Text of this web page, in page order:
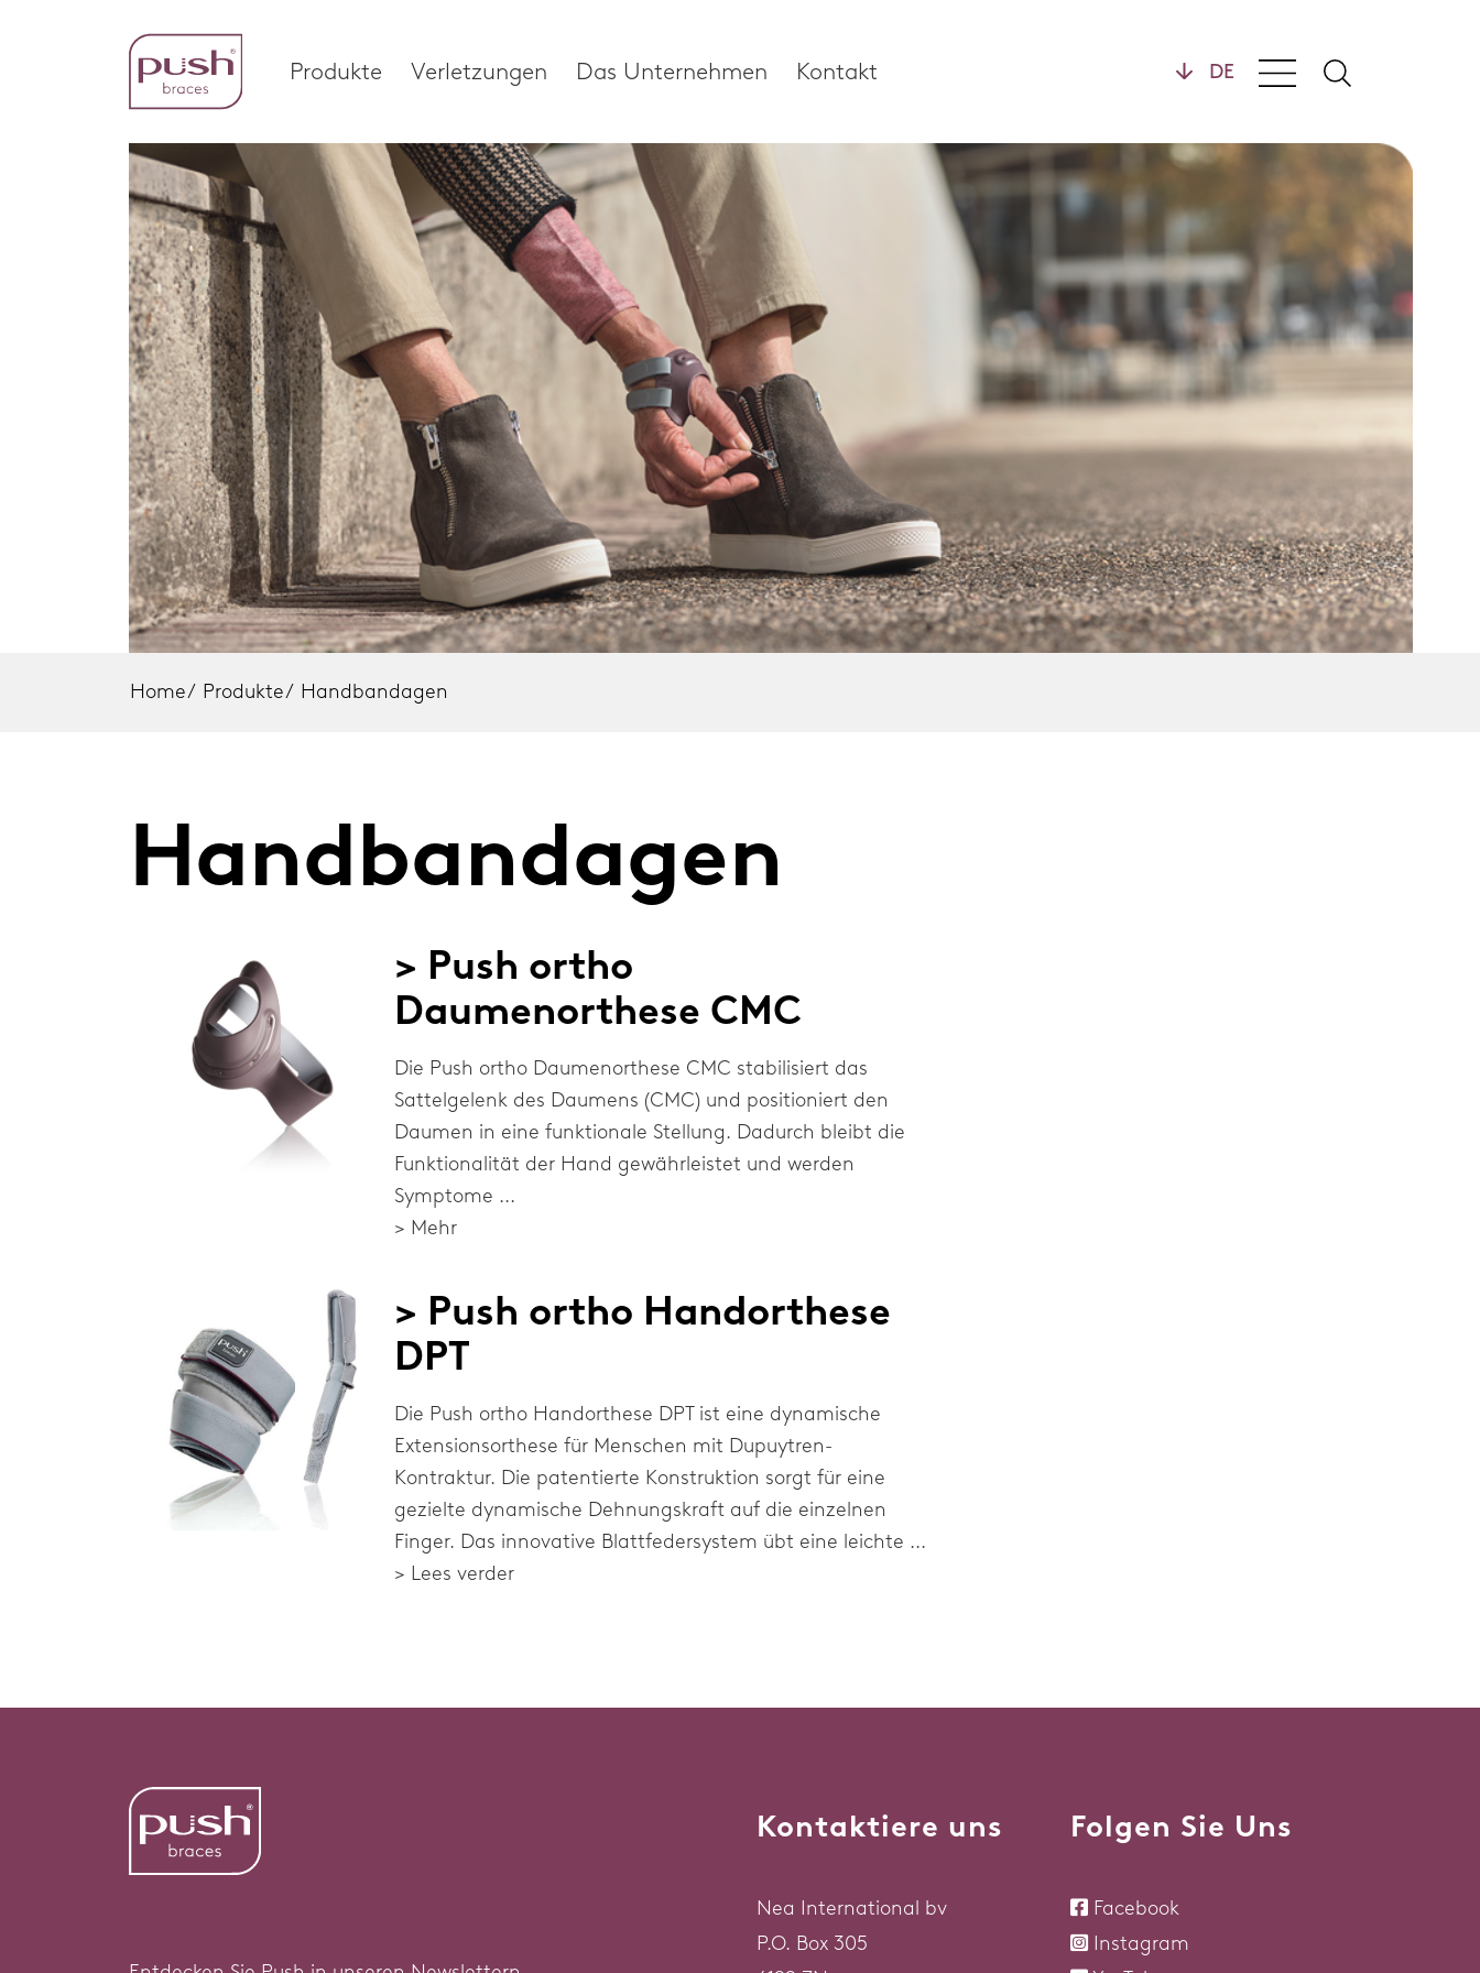
Home
Produkte
Drei Produktsegmente
Handgelenkbandagen
Handbandagen
Knöchelbandagen
Fußbandagen
Kniebandagen
Lumbalbandagen
Cervicalstützen
Ellenbogenbandagen
Schulterfixationsbandagen
Verletzungen
Fuß
Knoechel
Handgelenk und Daumen
Kniegelenk
Wirbelsäule
Ellenbogen
Schulter
Das Unternehmen
Über unser Unternehmen
Forschung und
Entwicklung
Nachrichten und die
Medien
Allgemeines
Kontakt
Fragen
Downloads
Verteiler
Impressum
Home
Produkte Verletzungen Das Unternehmen Kontakt
Home/ Produkte/ Handbandagen
Handbandagen
> Push ortho
Daumenorthese CMC
Die Push ortho Daumenorthese CMC stabilisiert das
Sattelgelenk des Daumens (CMC) und positioniert den
Daumen in eine funktionale Stellung. Dadurch bleibt die
Funktionalität der Hand gewährleistet und werden
Symptome ...
> Mehr
> Push ortho Handorthese
DPT
Die Push ortho Handorthese DPT ist eine dynamische
Extensionsorthese für Menschen mit Dupuytren-
Kontraktur. Die patentierte Konstruktion sorgt für eine
gezielte dynamische Dehnungskraft auf die einzelnen
Finger. Das innovative Blattfedersystem übt eine leichte ...
> Lees verder
Kontaktiere uns
Nea International bv
P.O. Box 305
Folgen Sie Uns
Facebook
Instagram